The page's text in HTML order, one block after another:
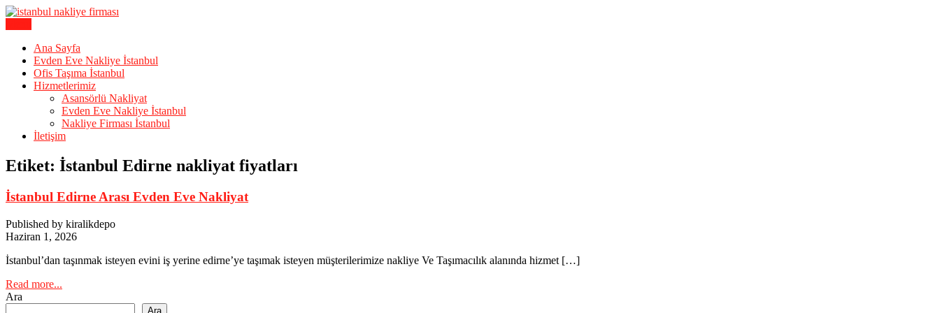
Skip
İstanbul Evden Eve Nakliye | İstanbul Nakliyat
Ana Sayfa
Evden Eve Nakliye İstanbul
Ofis Taşıma İstanbul
Hizmetlerimiz
Asansörlü Nakliyat
Evden Eve Nakliye İstanbul
Nakliye Firması İstanbul
İletişim
Etiket: İstanbul Edirne nakliyat fiyatları
İstanbul Edirne Arası Evden Eve Nakliyat
Published by kiralikdepo
Haziran 1, 2026
İstanbul’dan taşınmak isteyen evini iş yerine edirne’ye taşımak isteyen müşterilerimize nakliye Ve Taşımacılık alanında hizmet […]
Read more...
Ara
Ara